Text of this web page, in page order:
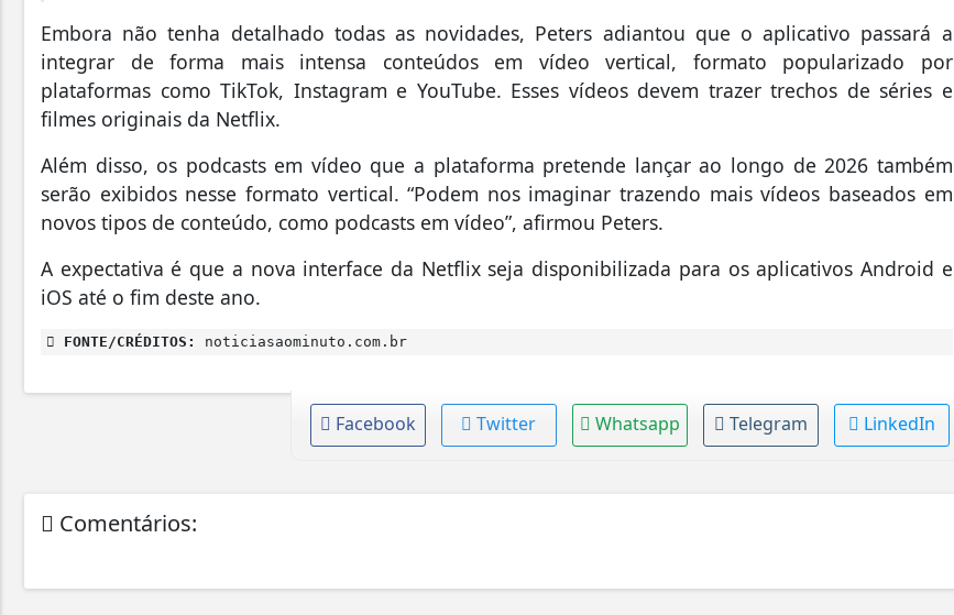
Embora não tenha detalhado todas as novidades, Peters adiantou que o aplicativo passará a
integrar de forma mais intensa conteúdos em vídeo vertical, formato popularizado por
plataformas como TikTok, Instagram e YouTube. Esses vídeos devem trazer trechos de séries e
filmes originais da Netflix.
Além disso, os podcasts em vídeo que a plataforma pretende lançar ao longo de 2026 também
serão exibidos nesse formato vertical. “Podem nos imaginar trazendo mais vídeos baseados em
novos tipos de conteúdo, como podcasts em vídeo”, afirmou Peters.
A expectativa é que a nova interface da Netflix seja disponibilizada para os aplicativos Android e
iOS até o fim deste ano.
FONTE/CRÉDITOS: noticiasaominuto.com.br
Facebook Twitter Whatsapp Telegram LinkedIn
Comentários: